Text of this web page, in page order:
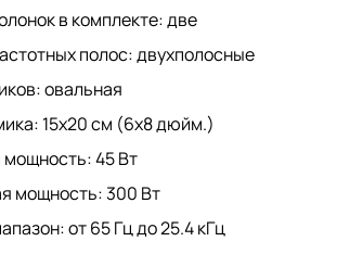
в комплекте: две
полос: двухполосные
овальная
15x20 см (6x8 дюйм.)
45 Вт
мощность: 300 Вт
от 65 Гц до 25.4 кГц